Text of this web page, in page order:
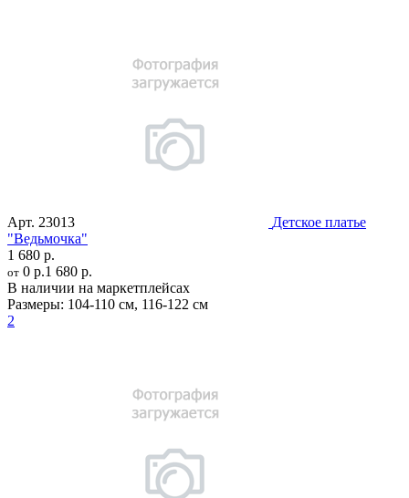
Арт. 23013
Детское платье
"Ведьмочка"
1 680 р.
от 0 р.1 680 р.
В наличии на маркетплейсах
Размеры: 104-110 см, 116-122 см
2